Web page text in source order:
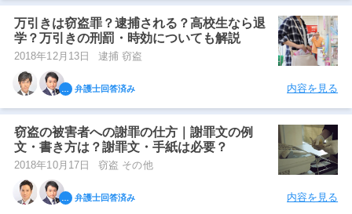
万引きは窃盗罪？逮捕される？高校生なら退
学？万引きの刑罰・時効についても解説
2018年12月13日 逮捕 窃盗
弁護士回答済み 内容を見る
窃盗の被害者への謝罪の仕方｜謝罪文の例
文・書き方は？謝罪文・手紙は必要？
2018年10月17日 窃盗 その他
弁護士回答済み 内容を見る